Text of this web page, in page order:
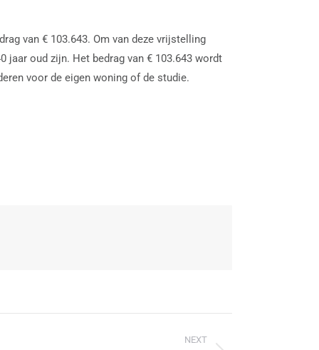
van € 103.643. Om van deze vrijstelling
oud zijn. Het bedrag van € 103.643 wordt
voor de eigen woning of de studie.
NEXT